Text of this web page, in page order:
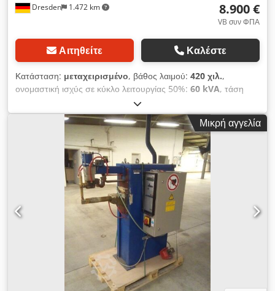
Dresden 1.472 km 8.900 €
VB συν ΦΠΑ
Αιτηθείτε Καλέστε
Κατάσταση: μεταχειρισμένο, βάθος λαιμού: 420 χιλ.,
ονομαστική ισχύς σε κύκλο λειτουργίας 50%: 60 kVA, τάση
νερό
ισχύς:14 kVA, Μηχανή συγκόλλησης με ηλεκτροσυγκόλληση
σημείου, τύπου 8003 TECNA – για τη συγκόλληση παξιμαδιών
και λαμαρινών – πλήρως ανακατασκευασμένη και ελεγμένη.
Ονομαστική τάση 400V Ονομαστική ισχύς 60kVA σε 50%
κύκλο λειτουργίας Ρεύμα βραχυκυκλώματος 22kA Ρεύμα
συγκόλλησης 17,6kA Ασφάλεια 125A Εμβέλεια 420 mm
Δύναμη ηλεκτροδίου 470 daN Κύλινδρος με προκαταρκτική
διαδρομή Συνολική διαδρομή 80 mm Codpfxjh N Sd Uj Airerf
Διπλή διαδρομή 60 mm Κώνος ηλεκτροδίου MK2 Κάτω
κονσόλα ρυθμιζόμενη σε ύψος κατά περίπου 300 mm Μονάδα
ελέγχου συγκόλλησης TE 180 με ψηφιακή ένδειξη του ρεύματος
συγκόλλησης, ρυθμού αύξησης του ρεύματος κ.λπ. Κύριος
διακόπτης στο ηλεκτρικό κουτί - Νέος διακόπτης ποδιού δύο
σταδίων, σύμφωνα με τις οδηγίες UVV - Όλοι οι σωλήνες αέρα
Μικρή αγγελία